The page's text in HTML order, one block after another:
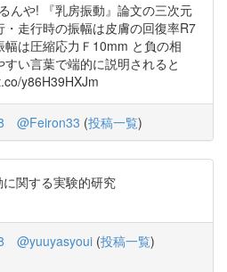
んや! 『乳房振動』論文の三次元
走行時の振幅は皮膚の回復率R7
は圧縮応力Ｆ10mm と負の相
い言葉で端的に説明されると
y86H39HXJm
@Feiron33 (投稿一覧)
関する実験的研究
@yuuyasyoui (投稿一覧)